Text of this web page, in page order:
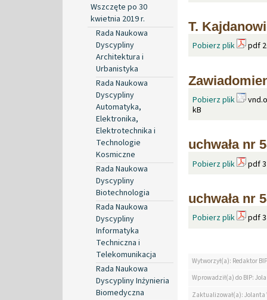
Wszczęte po 30
kwietnia 2019 r.
Rada Naukowa
Dyscypliny
Architektura i
Urbanistyka
Rada Naukowa
Dyscypliny
Automatyka,
Elektronika,
Elektrotechnika i
Technologie
Kosmiczne
Rada Naukowa
Dyscypliny
Biotechnologia
Rada Naukowa
Dyscypliny
Informatyka
Techniczna i
Telekomunikacja
Rada Naukowa
Dyscypliny Inżynieria
Biomedyczna
T.
Pobierz plik pdf
Pobierz plik
kB
uchwała nr
Pobierz plik pdf
uchwała nr
Pobierz plik pdf
Wytworzył(a): Redaktor BIP
Wprowadził(a) do BIP:
Zaktualizował(a): Jolanta